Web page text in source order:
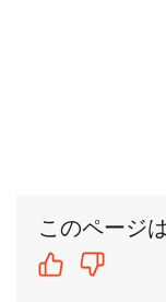
このページ